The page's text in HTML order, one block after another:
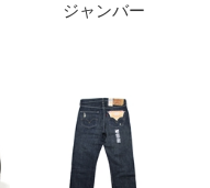
ジャンバー